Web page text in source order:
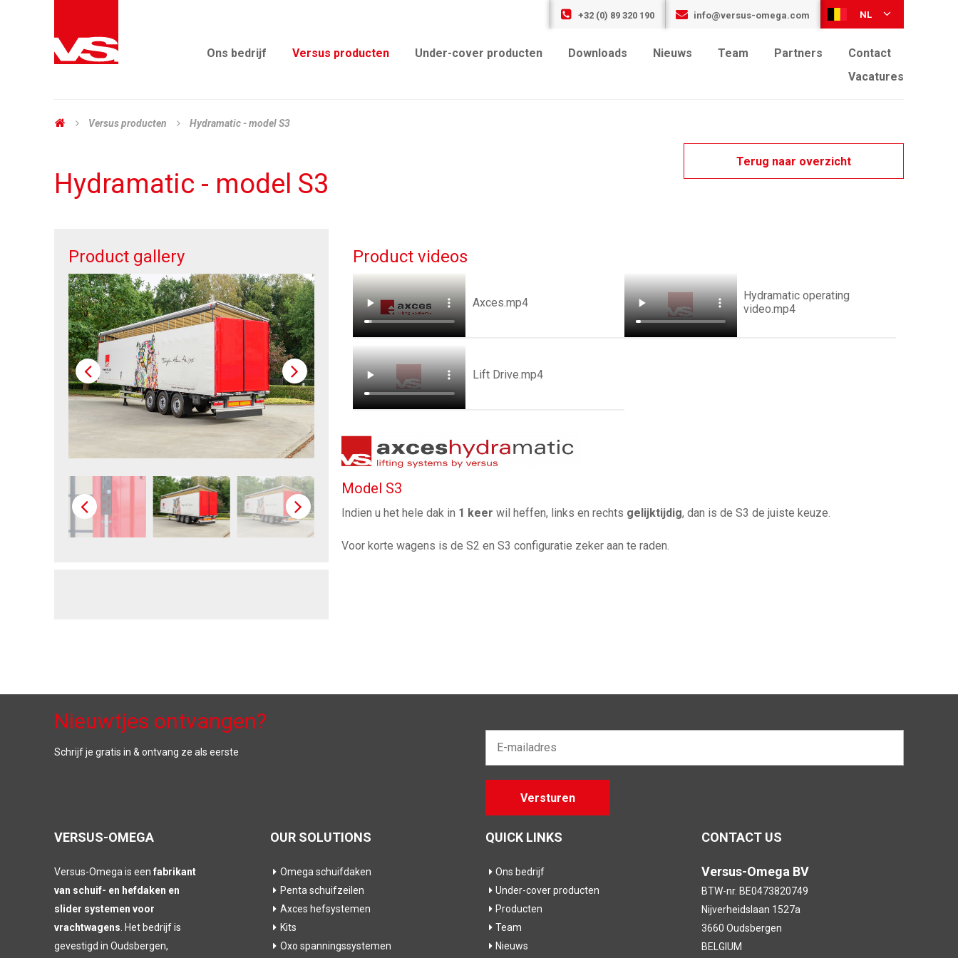
+32 (0) 89 320 190 info@versus-omega.com NL
Ons bedrijf Versus producten Under-cover producten Downloads Nieuws Team Partners
Contact
Vacatures
Versus producten Hydramatic - model S3
Terug naar overzicht
Hydramatic - model S3
Product gallery Product videos
Axces.mp4
Hydramatic operating
video.mp4
Lift Drive.mp4
Model S3
Indien u het hele dak in 1 keer wil heffen, links en rechts gelijktijdig, dan is de S3 de juiste keuze.
Voor korte wagens is de S2 en S3 configuratie zeker aan te raden.
Nieuwtjes ontvangen?
Schrijf je gratis in & ontvang ze als eerste
mailadres*
dit veld
leeg te
Versturen
VERSUS-OMEGA
Versus-Omega is een fabrikant
van schuif- en hefdaken en
slider systemen voor
vrachtwagens . Het bedrijf is
gevestigd in Oudsbergen,
OUR SOLUTIONS
Omega schuifdaken
Penta schuifzeilen
Axces hefsystemen
Kits
Oxo spanningssystemen
QUICK LINKS
Ons bedrijf
Under-cover producten
Producten
Team
Nieuws
CONTACT US
Versus-Omega BV
BTW-nr. BE0473820749
Nijverheidslaan 1527a
3660 Oudsbergen
BELGIUM